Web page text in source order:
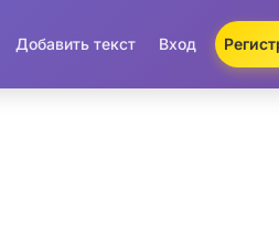
Добавить текст Вход